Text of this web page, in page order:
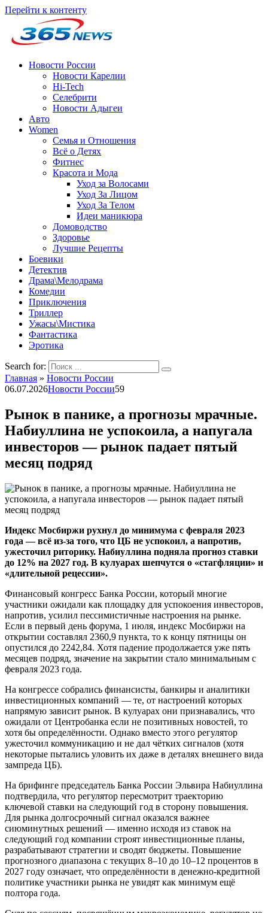
Перейти к контенту
Новости России
Новости Карелии
Hi-Tech
Селебрити
Новости Адыгеи
Авто
Women
Семья и Отношения
Всё о Детях
Фитнес
Красота и Мода
Уход за Волосами
Уход За Лицом
Уход За Телом
Идеи маникюра
Домоводство
Здоровье
Лучшие Рецепты
Боевики
Детектив
Драма\Мелодрама
Комедии
Приключения
Триллер
Ужасы\Мистика
Фантастика
Эротика
Search for:
Главная » Новости России
06.07.2026Новости России59
Рынок в панике, а прогнозы мрачные.
Набиуллина не успокоила, а напугала
инвесторов — рынок падает пятый
месяц подряд
Индекс Мосбиржи рухнул до минимума с февраля 2023
года — всё из-за того, что ЦБ не успокоил, а напротив,
ужесточил риторику. Набиуллина подняла прогноз ставки
до 12% на 2027 год. В кулуарах шепчутся о «стагфляции» и
«длительной рецессии».
Финансовый конгресс Банка России, который многие
участники ожидали как площадку для успокоения инвесторов,
напротив, усилил пессимистичные настроения на рынке.
Если в первый день форума, 1 июля, индекс Мосбиржи на
открытии составлял 2360,9 пункта, то к концу пятницы он
опустился до 2242,84. Хотя падение продолжается уже пять
месяцев подряд, значение на закрытии стало минимальным с
февраля 2023 года.
На конгрессе собрались финансисты, банкиры и аналитики
инвестиционных компаний — те, от настроений которых
напрямую зависит рынок. В кулуарах они признавались, что
ожидали от Центробанка если не позитивных новостей, то
хотя бы определённости. Однако вместо этого регулятор
ужесточил коммуникацию и не дал чётких сигналов (хотя
некоторые пытались уловить их даже в деталях внешнего вида
зампреда ЦБ).
На брифинге председатель Банка России Эльвира Набиуллина
подтвердила, что регулятор пересмотрит траекторию
ключевой ставки на следующий год в сторону повышения.
Для рынка долгосрочный сигнал оказался важнее
сиюминутных решений — именно исходя из ставок на
следующий год компании строят инвестиционные планы,
разрабатывают стратегии и сводят бюджеты. Повышение
прогнозного диапазона с текущих 8–10 до 10–12 процентов в
2027 году означает, что определённости в денежно-кредитной
политике участники рынка не увидят как минимум ещё
полтора года.